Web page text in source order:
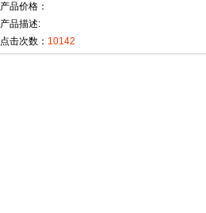
产品价格：
产品描述:
点击次数： 10142